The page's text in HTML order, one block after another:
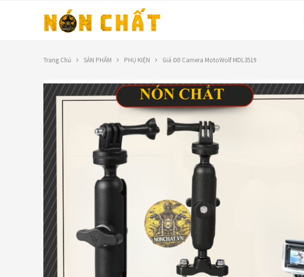
Trang Chủ SẢN PHẨM PHỤ KIỆN Giá Đỡ Camera MotoWolf MDL3519